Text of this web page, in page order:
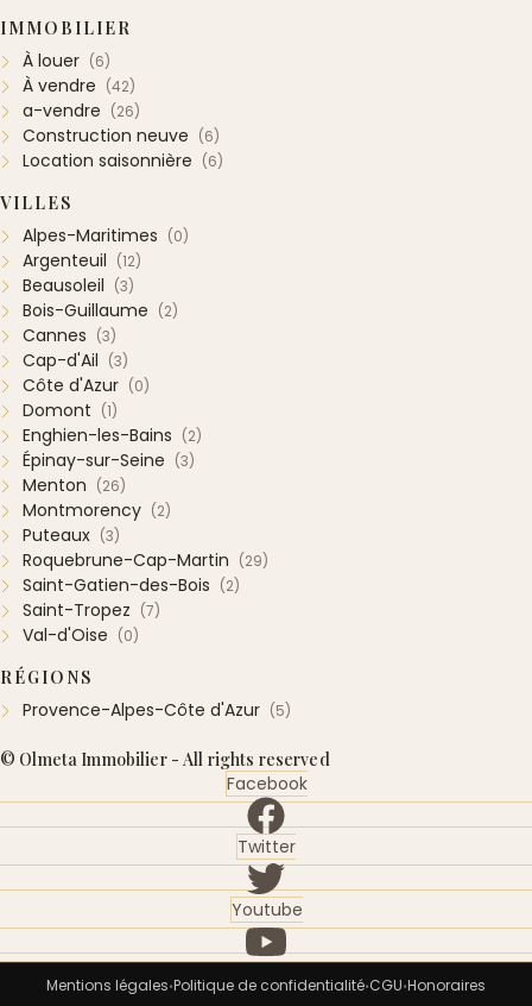
IMMOBILIER
À louer (6)
À vendre (42)
a-vendre (26)
Construction neuve (6)
Location saisonnière (6)
VILLES
Alpes-Maritimes (0)
Argenteuil (12)
Beausoleil (3)
Bois-Guillaume (2)
Cannes (3)
Cap-d'Ail (3)
Côte d'Azur (0)
Domont (1)
Enghien-les-Bains (2)
Épinay-sur-Seine (3)
Menton (26)
Montmorency (2)
Puteaux (3)
Roquebrune-Cap-Martin (29)
Saint-Gatien-des-Bois (2)
Saint-Tropez (7)
Val-d'Oise (0)
RÉGIONS
Provence-Alpes-Côte d'Azur (5)
© Olmeta Immobilier - All rights reserved
Facebook
Twitter
Youtube
Mentions légales•Politique de confidentialité•CGU•Honoraires